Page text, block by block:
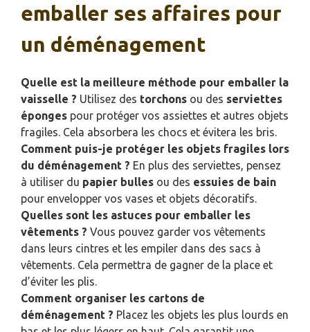
emballer ses affaires pour
un déménagement
Quelle est la meilleure méthode pour emballer la
vaisselle ? Utilisez des torchons ou des serviettes
éponges pour protéger vos assiettes et autres objets
fragiles. Cela absorbera les chocs et évitera les bris.
Comment puis-je protéger les objets fragiles lors
du déménagement ? En plus des serviettes, pensez
à utiliser du papier bulles ou des essuies de bain
pour envelopper vos vases et objets décoratifs.
Quelles sont les astuces pour emballer les
vêtements ? Vous pouvez garder vos vêtements
dans leurs cintres et les empiler dans des sacs à
vêtements. Cela permettra de gagner de la place et
d’éviter les plis.
Comment organiser les cartons de
déménagement ? Placez les objets les plus lourds en